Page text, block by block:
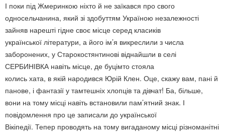
І поки під Жмеринкою ніхто й не заїкався про свого
односельчанина, який зі здобуттям Україною незалежності
зайняв нарешті гідне своє місце серед класиків
української літератури, а його ім’я викреслили з числа
заборонених, у Старокостянтинові віднайшли в селі
СЕРБИНІВКА навіть місце, де буцімто стояла
колись хата, в якій народився Юрій Клен. Оце, скажу вам, пані й
панове, і фантазії у тамтешніх хлопців та дівчат! Ба, більше,
вони на тому місці навіть встановили пам’ятний знак. І
повідомлення про це записали до української
Вікіпедії. Тепер проводять на тому вигаданому місці різноманітні